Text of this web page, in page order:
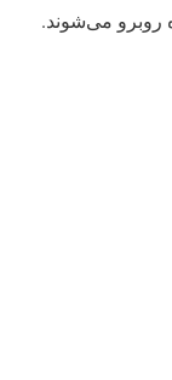
روبرو می‌شوند.